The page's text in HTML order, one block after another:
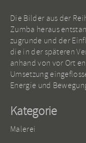
Die Bilder aus der
Zumba heraus
zugrunde und der
die in der späteren
anhand von vor Ort
Umsetzung
Energie und
Kategorie
Malerei